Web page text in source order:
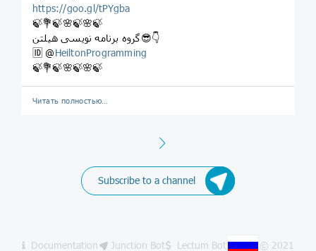
https://goo.gl/tPYgba
🍃💐🍃🌸🍃🌸🍃
گروه برنامه نویسی هیلتن😎👇
🆔 @HeiltonProgramming
🍃💐🍃🌸🍃🌸🍃
Читать полностью…
Next
Subscribe to a channel
Documentation Junction Bot Lectum Bot © 2021